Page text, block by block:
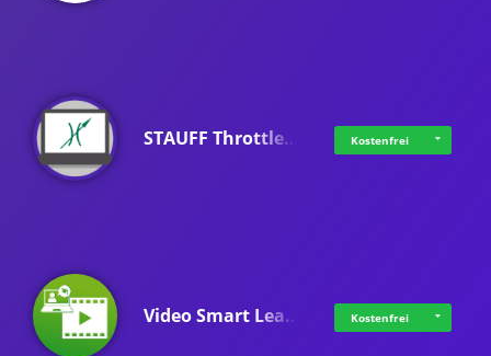
STAUFF Throttle… Kostenfrei
Video Smart Lea… Kostenfrei